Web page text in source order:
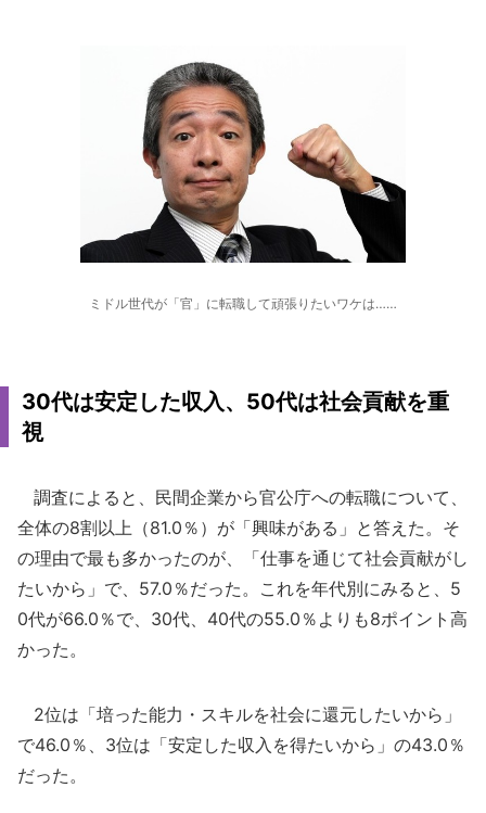
ミドル世代が「官」に転職して頑張りたいワケは……
30代は安定した収入、50代は社会貢献を重
視
調査によると、民間企業から官公庁への転職について、
全体の8割以上（81.0％）が「興味がある」と答えた。そ
の理由で最も多かったのが、「仕事を通じて社会貢献がし
たいから」で、57.0％だった。これを年代別にみると、5
0代が66.0％で、30代、40代の55.0％よりも8ポイント高
かった。
2位は「培った能力・スキルを社会に還元したいから」
で46.0％、3位は「安定した収入を得たいから」の43.0％
だった。